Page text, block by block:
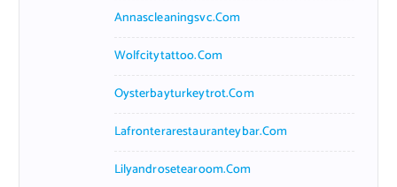
Annascleaningsvc.com
Wolfcitytattoo.com
Oysterbayturkeytrot.com
Lafronterarestauranteybar.com
Lilyandrosetearoom.com